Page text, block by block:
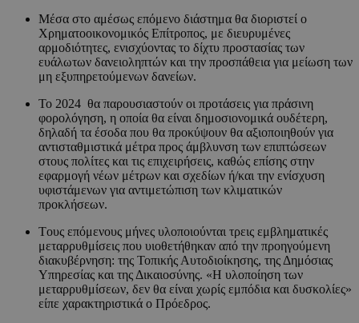
Μέσα στο αμέσως επόμενο διάστημα θα διοριστεί ο
Χρηματοοικονομικός Επίτροπος, με διευρυμένες
αρμοδιότητες, ενισχύοντας το δίχτυ προστασίας των
ευάλωτων δανειοληπτών και την προσπάθεια για μείωση των
μη εξυπηρετούμενων δανείων.
To 2024 θα παρουσιαστούν οι προτάσεις για πράσινη
φορολόγηση, η οποία θα είναι δημοσιονομικά ουδέτερη,
δηλαδή τα έσοδα που θα προκύψουν θα αξιοποιηθούν για
αντισταθμιστικά μέτρα προς άμβλυνση των επιπτώσεων
στους πολίτες και τις επιχειρήσεις, καθώς επίσης στην
εφαρμογή νέων μέτρων και σχεδίων ή/και την ενίσχυση
υφιστάμενων για αντιμετώπιση των κλιματικών
προκλήσεων.
Τoυς επόμενους μήνες υλοποιούνται τρεις εμβληματικές
μεταρρυθμίσεις που υιοθετήθηκαν από την προηγούμενη
διακυβέρνηση: της Τοπικής Αυτοδιοίκησης, της Δημόσιας
Υπηρεσίας και της Δικαιοσύνης. «Η υλοποίηση των
μεταρρυθμίσεων, δεν θα είναι χωρίς εμπόδια και δυσκολίες»
είπε χαρακτηριστικά ο Πρόεδρος.